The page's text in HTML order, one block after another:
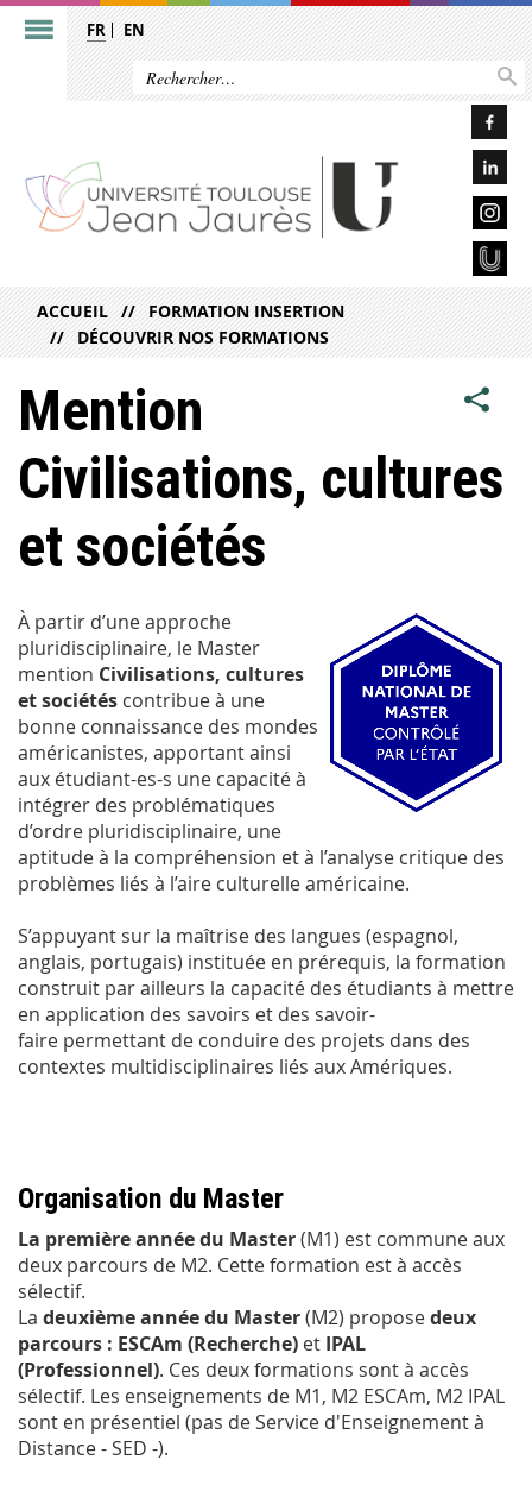
FR EN
ACCUEIL
FORMATION INSERTION
DÉCOUVRIR NOS FORMATIONS
Mention
Civilisations, cultures
et sociétés
À partir d’une approche
pluridisciplinaire, le Master
mention Civilisations, cultures
et sociétés contribue à une
bonne connaissance des mondes
américanistes, apportant ainsi
aux étudiant-es-s une capacité à
intégrer des problématiques
d’ordre pluridisciplinaire, une
aptitude à la compréhension et à l’analyse critique des
problèmes liés à l’aire culturelle américaine.
S’appuyant sur la maîtrise des langues (espagnol,
anglais, portugais) instituée en prérequis, la formation
construit par ailleurs la capacité des étudiants à mettre
en application des savoirs et des savoir-
faire permettant de conduire des projets dans des
contextes multidisciplinaires liés aux Amériques.
Organisation du Master
La première année du Master(M1) est commune aux
deux parcours de M2. Cette formation est à accès
sélectif.
La deuxième année du Master(M2) proposedeux
parcours : ESCAm (Recherche) et IPAL
(Professionnel). Ces deux formations sont à accès
sélectif. Les enseignements de M1, M2 ESCAm, M2 IPAL
sont en présentiel (pas de Service d'Enseignement à
Distance - SED -).